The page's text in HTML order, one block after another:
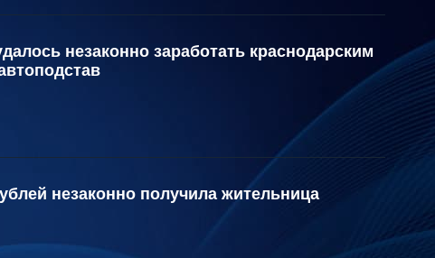
незаконно заработать краснодарским
незаконно получила жительница